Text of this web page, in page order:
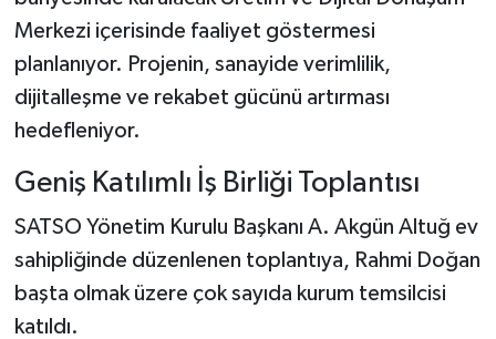
Merkezi içerisinde faaliyet göstermesi
planlanıyor. Projenin, sanayide verimlilik,
dijitalleşme ve rekabet gücünü artırması
hedefleniyor.
Geniş Katılımlı İş Birliği Toplantısı
SATSO Yönetim Kurulu Başkanı A. Akgün Altuğ ev
sahipliğinde düzenlenen toplantıya, Rahmi Doğan
başta olmak üzere çok sayıda kurum temsilcisi
katıldı.